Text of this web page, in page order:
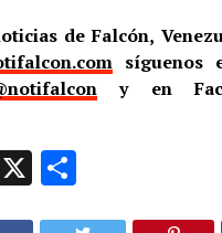
de Falcón,
síguenos
y en
X Compartir